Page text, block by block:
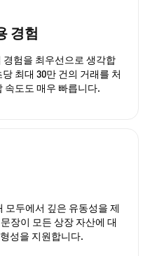
경험
험을 최우선으로 생각합
최대 30만 건의 거래를 처
속도도 매우 빠릅니다.
모두에서 깊은 유동성을 제
장이 모든 상장 자산에 대
성을 지원합니다.